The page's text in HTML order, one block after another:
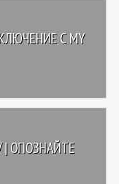
С MY
| ОПОЗНАЙТЕ